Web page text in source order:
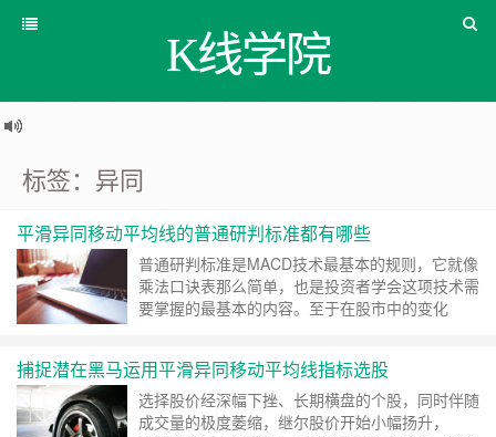
K线学院
标签：异同
平滑异同移动平均线的普通研判标准都有哪些
普通研判标准是MACD技术最基本的规则，它就像
乘法口诀表那么简单，也是投资者学会这项技术需
要掌握的最基本的内容。至于在股市中的变化
捕捉潜在黑马运用平滑异同移动平均线指标选股
选择股价经深幅下挫、长期横盘的个股，同时伴随
成交量的极度萎缩，继尔股价开始小幅扬升，